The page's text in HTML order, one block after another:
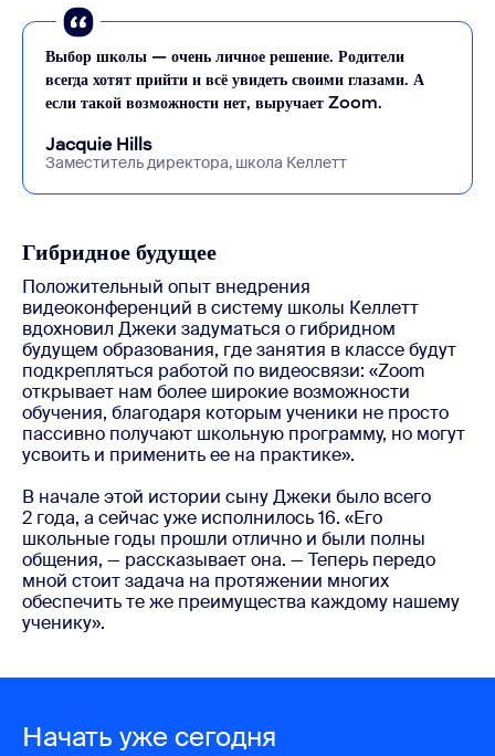
Выбор школы — очень личное решение. Родители
всегда хотят прийти и всё увидеть своими глазами. А
если такой возможности нет, выручает Zoom.
Jacquie Hills
Заместитель директора, школа Келлетт
Гибридное будущее
Положительный опыт внедрения
видеоконференций в систему школы Келлетт
вдохновил Джеки задуматься о гибридном
будущем образования, где занятия в классе будут
подкрепляться работой по видеосвязи: «Zoom
открывает нам более широкие возможности
обучения, благодаря которым ученики не просто
пассивно получают школьную программу, но могут
усвоить и применить ее на практике».
В начале этой истории сыну Джеки было всего
2 года, а сейчас уже исполнилось 16. «Его
школьные годы прошли отлично и были полны
общения, — рассказывает она. — Теперь передо
мной стоит задача на протяжении многих
обеспечить те же преимущества каждому нашему
ученику».
Начать уже сегодня